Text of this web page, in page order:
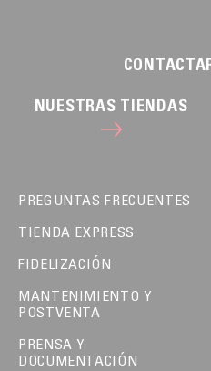
NUESTRAS TIENDAS
PREGUNTAS FRECUENTES
TIENDA EXPRESS
FIDELIZACIÓN
MANTENIMIENTO Y
POSTVENTA
PRENSA Y
DOCUMENTACIÓN